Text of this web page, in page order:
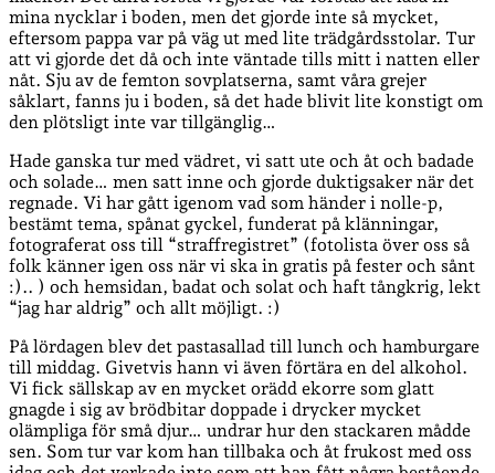
mina nycklar i boden, men det gjorde inte så mycket,
eftersom pappa var på väg ut med lite trädgårdsstolar. Tur
att vi gjorde det då och inte väntade tills mitt i natten eller
nåt. Sju av de femton sovplatserna, samt våra grejer
såklart, fanns ju i boden, så det hade blivit lite konstigt om
den plötsligt inte var tillgänglig…
Hade ganska tur med vädret, vi satt ute och åt och badade
och solade… men satt inne och gjorde duktigsaker när det
regnade. Vi har gått igenom vad som händer i nolle-p,
bestämt tema, spånat gyckel, funderat på klänningar,
fotograferat oss till “straffregistret” (fotolista över oss så
folk känner igen oss när vi ska in gratis på fester och sånt
:).. ) och hemsidan, badat och solat och haft tångkrig, lekt
“jag har aldrig” och allt möjligt. :)
På lördagen blev det pastasallad till lunch och hamburgare
till middag. Givetvis hann vi även förtära en del alkohol.
Vi fick sällskap av en mycket orädd ekorre som glatt
gnagde i sig av brödbitar doppade i drycker mycket
olämpliga för små djur… undrar hur den stackaren mådde
sen. Som tur var kom han tillbaka och åt frukost med oss